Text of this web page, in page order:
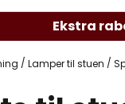
Ekstra
Lamper til stuen